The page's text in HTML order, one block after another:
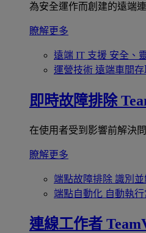
為安全運作而創建的遠端
瞭解更多
遠端 IT 支援 安全、
運營技術 遠端車間存
即時故障排除
在使用者受到影響前解決問
瞭解更多
端點故障排除 識別
端點自動化 自動執
連線工作者